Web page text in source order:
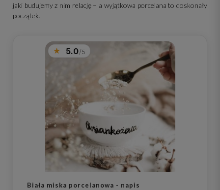
jaki budujemy z nim relację – a wyjątkowa porcelana to doskonały
początek.
5.0
Biała miska porcelanowa - napis